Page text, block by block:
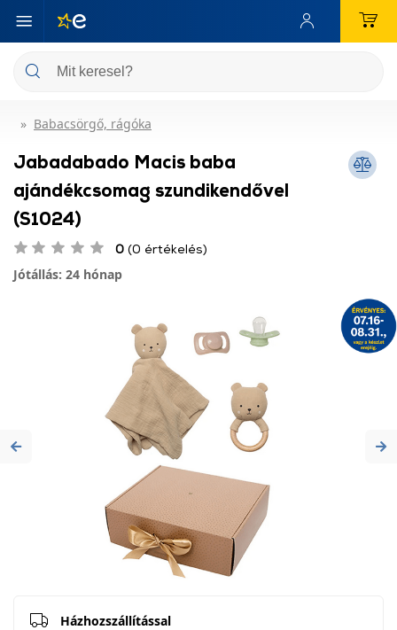
Babacsörgő, rágóka
Jabadabado Macis baba
ajándékcsomag szundikendővel
(S1024)
0 (0 értékelés)
Jótállás: 24 hónap
Previous
Házhozszállítással